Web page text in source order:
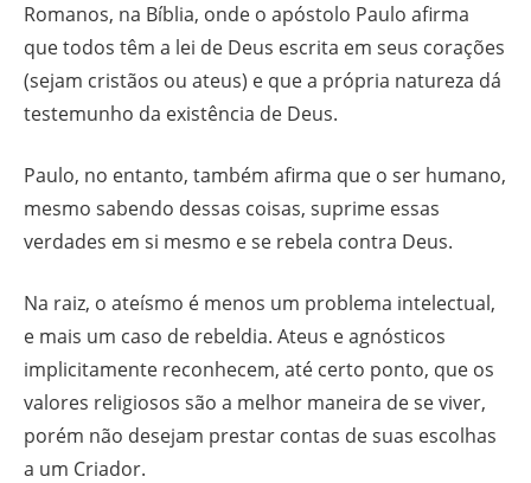
Romanos, na Bíblia, onde o apóstolo Paulo afirma
que todos têm a lei de Deus escrita em seus corações
(sejam cristãos ou ateus) e que a própria natureza dá
testemunho da existência de Deus.
Paulo, no entanto, também afirma que o ser humano,
mesmo sabendo dessas coisas, suprime essas
verdades em si mesmo e se rebela contra Deus.
Na raiz, o ateísmo é menos um problema intelectual,
e mais um caso de rebeldia. Ateus e agnósticos
implicitamente reconhecem, até certo ponto, que os
valores religiosos são a melhor maneira de se viver,
porém não desejam prestar contas de suas escolhas
a um Criador.